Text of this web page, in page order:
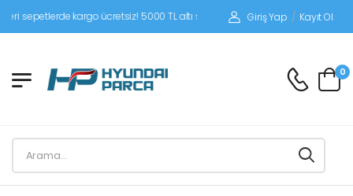
kargo ücretsiz! 5000 TL altı siparişlerinizde siparişleriniz alıcı
Giriş Yap / Kayıt Ol
0